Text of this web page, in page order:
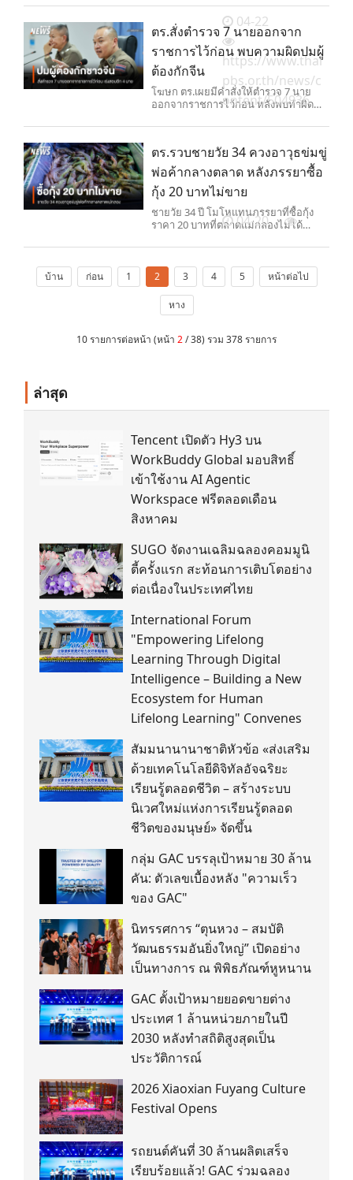
ทางเดินเรือ แต่ติดภาพลักษณ์ทางการ
เมือง ขณะเดียวกันโจมตี WSJ อย่าง
รุนแรง ปมกล่าวหาว่าเขา "ถูกอิหร่าน
หลอก"
ตร.สั่งตำรวจ 7 นายออกจาก
ราชการไว้ก่อน พบความผิดปมผู้
ต้องกักจีน
โฆษก ตร.เผยมีคำสั่งให้ตำรวจ 7 นาย
ออกจากราชการไว้ก่อน หลังพบทำผิด
ตร
04-22
https://www.thai
pbs.or.th/news/c
ontent/504936
ตร.รวบชายวัย 34 ควงอาวุธข่มขู่
พ่อค้ากลางตลาด หลังภรรยาซื้อ
กุ้ง 20 บาทไม่ขาย
ชายวัย 34 ปี โมโหแทนภรรยาที่ซื้อกุ้ง
ราคา 20 บาทที่ตลาดแม่กลองไม่ได้
ข่มขู่พ่อค้าแม่ค้าถึง 2 รอบ สุดท้ายถูก
เสพติดในร่างกาย
04-20
บ้าน ก่อน 1 2 3 4 5 หน้าต่อไป
หาง
10 รายการต่อหน้า (หน้า 2/ 38) รวม 378 รายการ
ล่าสุด
Tencent เปิดตัว Hy3 บน
WorkBuddy Global มอบสิทธิ์
เข้าใช้งาน AI Agentic
Workspace ฟรีตลอดเดือน
สิงหาคม
SUGO จัดงานเฉลิมฉลองคอมมูนิ
ตี้ครั้งแรก สะท้อนการเติบโตอย่าง
ต่อเนื่องในประเทศไทย
International Forum
"Empowering Lifelong
Learning Through Digital
Intelligence – Building a New
Ecosystem for Human
Lifelong Learning" Convenes
สัมมนานานาชาติหัวข้อ «ส่งเสริม
ด้วยเทคโนโลยีดิจิทัลอัจฉริยะ
เรียนรู้ตลอดชีวิต – สร้างระบบ
นิเวศใหม่แห่งการเรียนรู้ตลอด
ชีวิตของมนุษย์» จัดขึ้น
กลุ่ม GAC บรรลุเป้าหมาย 30 ล้าน
คัน: ตัวเลขเบื้องหลัง "ความเร็ว
ของ GAC"
นิทรรศการ “ตุนหวง – สมบัติ
วัฒนธรรมอันยิ่งใหญ่” เปิดอย่าง
เป็นทางการ ณ พิพิธภัณฑ์หูหนาน
GAC ตั้งเป้าหมายยอดขายต่าง
ประเทศ 1 ล้านหน่วยภายในปี
2030 หลังทำสถิติสูงสุดเป็น
ประวัติการณ์
2026 Xiaoxian Fuyang Culture
Festival Opens
รถยนต์คันที่ 30 ล้านผลิตเสร็จ
เรียบร้อยแล้ว! GAC ร่วมฉลอง